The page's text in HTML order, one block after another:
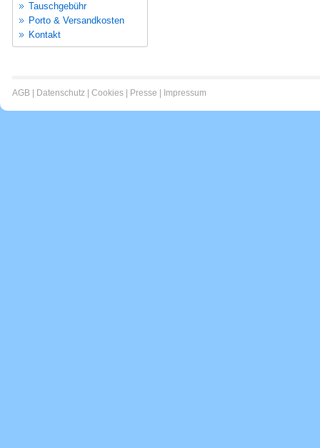
Tauschgebühr
Porto & Versandkosten
Kontakt
AGB Datenschutz Cookies Presse Impressum